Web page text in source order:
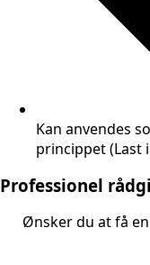
Kan anvendes
princippet (Last
Professionel
Ønsker du at få